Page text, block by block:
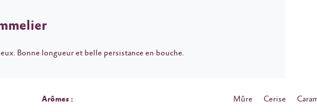
Bonne longueur et belle persistance en bouche.
Arômes : Mûre Cerise